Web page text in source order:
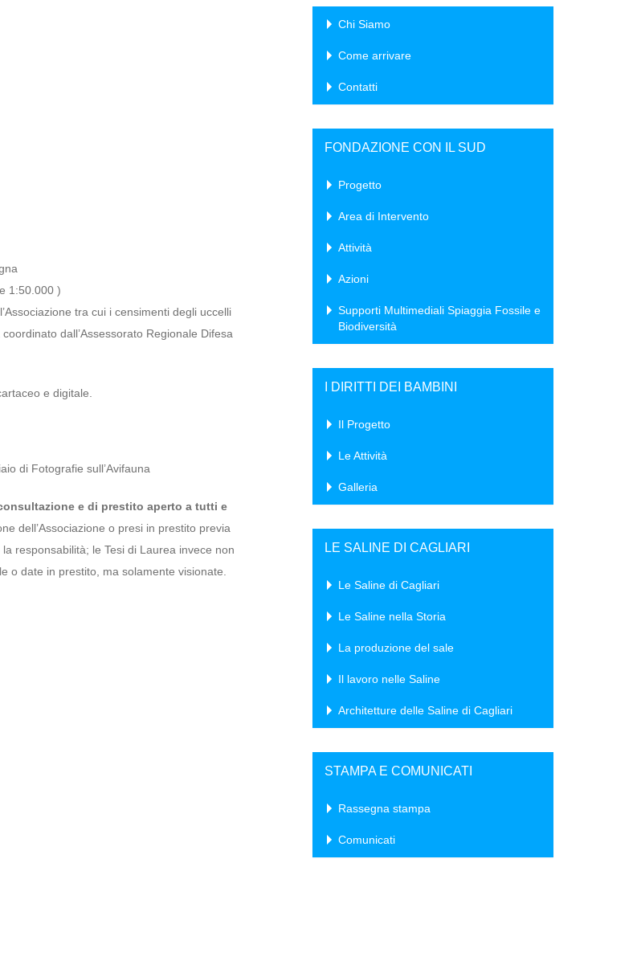
1:50.000 )
tra cui i censimenti degli uccelli
dall’Assessorato Regionale Difesa
e digitale.
di Fotografie sull’Avifauna
e di prestito aperto a tutti e
dell’Associazione o presi in prestito previa
responsabilità; le Tesi di Laurea invece non
o date in prestito, ma solamente visionate.
Chi Siamo
Come arrivare
Contatti
FONDAZIONE CON IL SUD
Progetto
Area di Intervento
Attività
Azioni
Supporti Multimediali Spiaggia Fossile e
Biodiversità
I DIRITTI DEI BAMBINI
Il Progetto
Le Attività
Galleria
LE SALINE DI CAGLIARI
Le Saline di Cagliari
Le Saline nella Storia
La produzione del sale
Il lavoro nelle Saline
Architetture delle Saline di Cagliari
STAMPA E COMUNICATI
Rassegna stampa
Comunicati